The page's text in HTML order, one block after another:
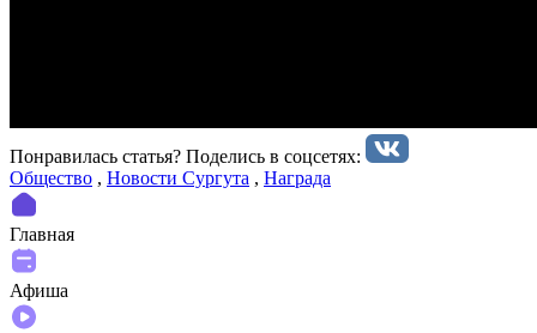
Понравилась статья? Поделиcь в соцсетях:
Общество , Новости Сургута , Награда
Главная
Афиша